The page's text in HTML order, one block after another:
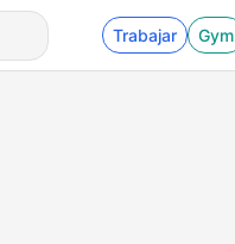
Trabajar Gym